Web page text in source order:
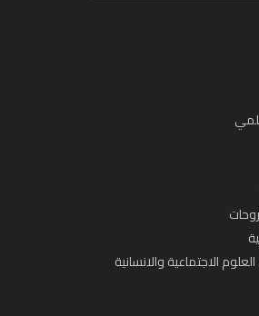
الاجتماعية والانسانية